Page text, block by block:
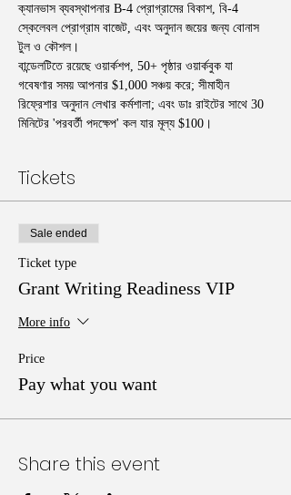
ক্যানভাস ব্যবস্থাপনার B-4 প্রোগ্রামের বিকাশ, বি-4
স্কেলেবল প্রোগ্রাম বাজেট, এবং অনুদান জয়ের জন্য বোনাস
টুল ও কৌশল।
বান্ডেলটিতে রয়েছে ওয়ার্কশপ, 50+ পৃষ্ঠার ওয়ার্কবুক যা
গবেষণার সময় আপনার $1,000 সঞ্চয় করে; সীমাহীন
রিফ্রেশার অনুদান লেখার কর্মশালা; এবং ডাঃ রাইটের সাথে 30
মিনিটের 'পরবর্তী পদক্ষেপ' কল যার মূল্য $100।
Tickets
Sale ended
Ticket type
Grant Writing Readiness VIP
More info
Price
Pay what you want
Share this event